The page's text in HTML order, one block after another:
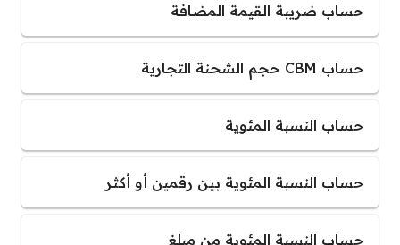
حساب ضريبة القيمة المضافة
حساب CBM حجم الشحنة التجارية
حساب النسبة المئوية
حساب النسبة المئوية بين رقمين أو أكثر
حساب النسبة المئوية من مبلغ